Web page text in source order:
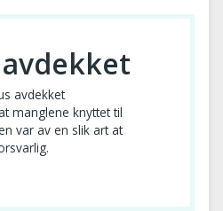
avdekket
manglene knyttet til
var av en slik art at